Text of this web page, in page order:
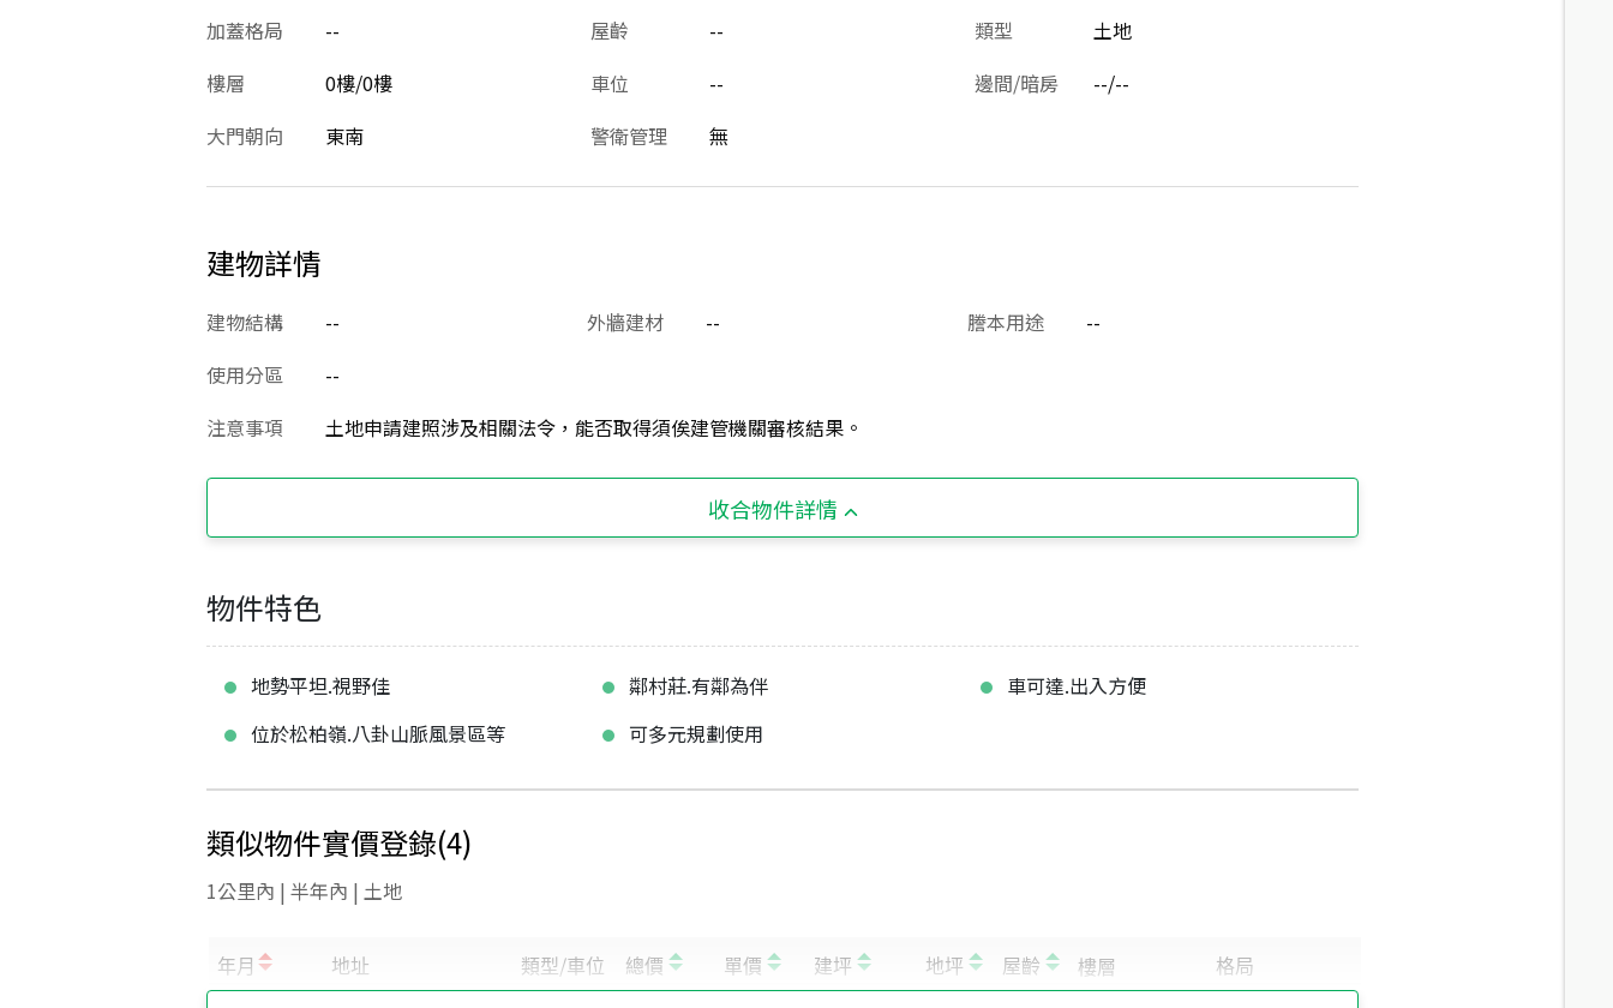
加蓋格局
-- 屋齡 -- 類型
土地
樓層
0樓/0樓 車位 -- 邊間/暗房
--/--
大門朝向
東南 警衛管理 無
建物詳情
建物結構 -- 外牆建材 -- 謄本用途
--
使用分區
--
注意事項
土地申請建照涉及相關法令，能否取得須俟建管機關審核結果。
收合物件詳情
物件特色
地勢平坦.視野佳 鄰村莊.有鄰為伴
車可達.出入方便
位於松柏嶺.八卦山脈風景區等
可多元規劃使用
類似物件實價登錄(4)
1公里內 | 半年內 | 土地